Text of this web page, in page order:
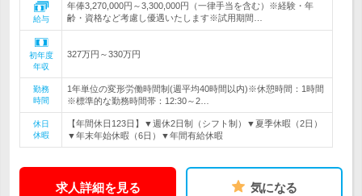
給与
年俸3,270,000円～3,300,000円（一律手当を含む）※経験・年
齢・資格など考慮し優遇いたします※試用期間…
初年度
年収
327万円～330万円
勤務
時間
1年単位の変形労働時間制(週平均40時間以内)※休憩時間：1時間
※標準的な勤務時間帯：12:30～2…
休日
休暇
【年間休日123日】▼週休2日制（シフト制）▼夏季休暇（2日）
▼年末年始休暇（6日）▼年間有給休暇
求人詳細を見る 気になる